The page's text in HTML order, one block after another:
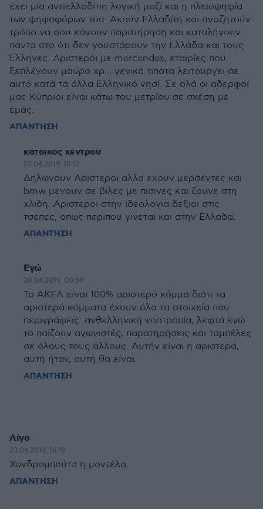
έχει μία αντιελλαδίτιη λογική μαζί και η πλειοψηφία
των ψηφοφόρων του. Ακούν Ελλαδίτη και αναζητούν
τρόπο να σου κάνουν παρατήρηση και καταλήγουν
πάντα στο ότι δεν γουστάρουν την Ελλάδα και τους
Έλληνες. Αριστερόι με mercendes, εταιρίες που
ξεπλένουν μαύρο χρ... γενικά τιποτα λειτουργει σε
αυτό κατά τα άλλα Ελληνικό νησί. Σε ολά οι αδερφοί
μας Κύπριοι είναι κάτω του μετρίου σε σχέση με
εμάς.
ΑΠΑΝΤΗΣΗ
κατοικος κεντρου
23.04.2019, 18:12
Δηλωνουν Αριστεροι αλλα εχουν μερσεντες και
bmw μενουν σε βιλες με πισινες και ζουνε στη
χλιδη. Αριστεροι στην ιδεολογια δεξιοι στις
τσεπες, οπως περιπου γινεται και στην Ελλαδα.
ΑΠΑΝΤΗΣΗ
Εγώ
30.04.2019, 00:59
Το ΑΚΕΛ είναι 100% αριστερό κόμμα διότι τα
αριστερά κόμματα έχουν όλα τα στοιχεία που
περιγράφεις: ανθελληνική νοοτροπία, λεφτά ενώ
το παίζουν αγωνιστές, παρατηρήσεις και ταμπέλες
σε όλους τους άλλους. Αυτήν είναι η αριστερά,
αυτή ήταν, αυτή θα είναι.
ΑΠΑΝΤΗΣΗ
Λίγο
23.04.2019, 16:19
Χονδρομπούτα η μοντέλα...
ΑΠΑΝΤΗΣΗ